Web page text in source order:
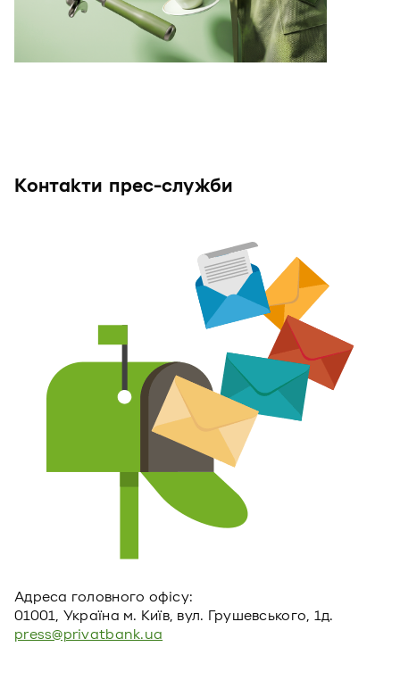
Контакти прес-служби
Адреса головного офiсу:
01001, Україна м. Київ, вул. Грушевського, 1д.
press@privatbank.ua